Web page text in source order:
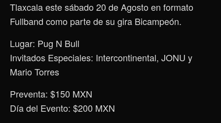
Tlaxcala este sábado 20 de Agosto en formato
Fullband como parte de su gira Bicampeón.
Lugar: Pug N Bull
Invitados Especiales: Intercontinental, JONU y
Mario Torres
Preventa: $150 MXN
Día del Evento: $200 MXN